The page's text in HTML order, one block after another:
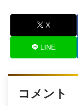
X
LINE
コメント